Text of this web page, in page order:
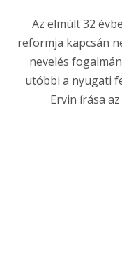
Az elmúlt 32
reformja kapcsán
nevelés
utóbbi a nyugati
Ervin írása az